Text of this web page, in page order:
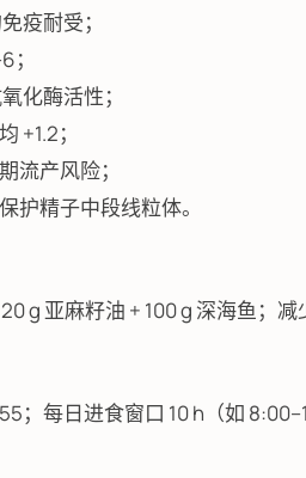
疫耐受；
化酶活性；
+1.2；
流产风险；
护精子中段线粒体。
g 亚麻籽油 + 100 g 深海鱼；减
；每日进食窗口 10 h（如